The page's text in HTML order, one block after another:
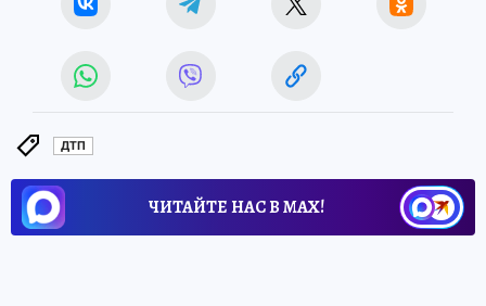
ДТП
ЧИТАЙТЕ НАС В МАХ!